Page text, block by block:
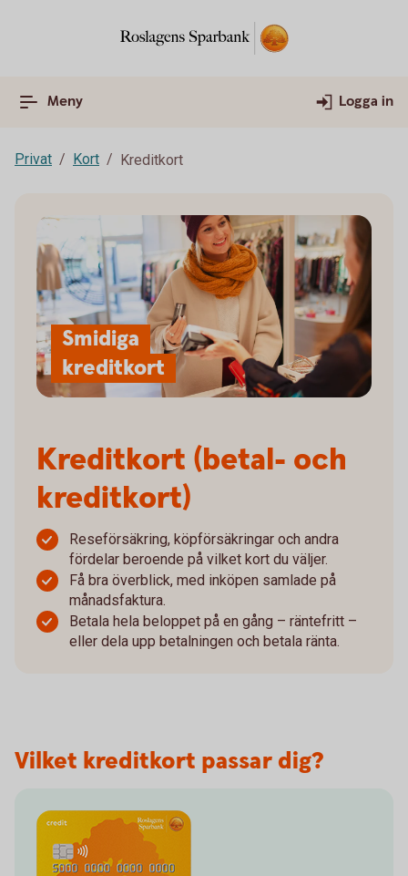
Meny Logga in
Privat Kort Kreditkort
Kreditkort (betal- och
kreditkort)
Reseförsäkring, köpförsäkringar och andra
fördelar beroende på vilket kort du väljer.
Få bra överblick, med inköpen samlade på
månadsfaktura.
Betala hela beloppet på en gång – räntefritt –
eller dela upp betalningen och betala ränta.
Smidiga
kreditkort
Vilket kreditkort passar dig?